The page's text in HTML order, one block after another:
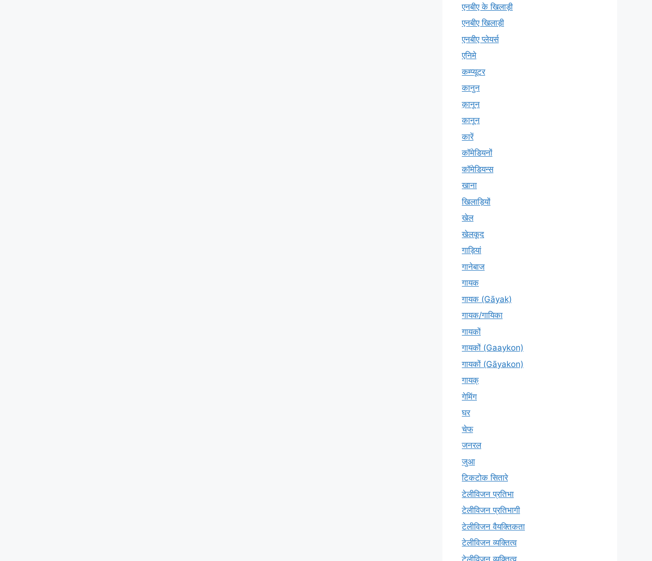
एनबीए के खिलाड़ी
एनबीए खिलाड़ी
एनबीए प्लेयर्स
एनिमे
कम्प्यूटर
कानुन
क़ानून
कानून
कारें
कॉमेडियनों
कॉमेडियन्स
खाना
खिलाड़ियों
खेल
खेलकूद
गाड़ियां
गानेबाज
गायक
गायक (Gāyak)
गायक/गायिका
गायकों
गायकों (Gaaykon)
गायकों (Gāyakon)
गायक्
गेमिंग
घर
चेफ
जनरल
जुआ
टिकटोक सितारे
टेलीविजन प्रतिभा
टेलीविजन प्रतिभागी
टेलीविजन वैयक्तिकता
टेलीविजन व्यक्तित्व
टेलीविज़न व्यक्तित्व